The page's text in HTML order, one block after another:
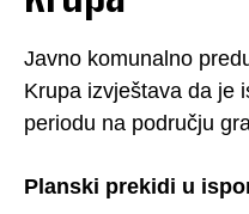
Javno komunalno
Krupa izvještava da je
periodu na području
Planski prekidi u